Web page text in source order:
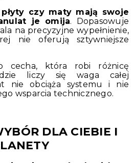
płyty czy maty mają swoje
je omija. Dopasowuje
na precyzyjne wypełnienie,
nie oferują sztywniejsze
która robi różnicę
liczy się waga całej
nie obciąża systemu i nie
wsparcia technicznego.
DLA CIEBIE I